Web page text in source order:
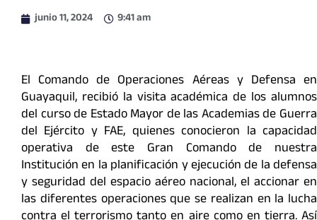
junio 11, 2024 9:41 am
El Comando de Operaciones Aéreas y Defensa en
Guayaquil, recibió la visita académica de los alumnos
del curso de Estado Mayor de las Academias de Guerra
del Ejército y FAE, quienes conocieron la capacidad
operativa de este Gran Comando de nuestra
Institución en la planificación y ejecución de la defensa
y seguridad del espacio aéreo nacional, el accionar en
las diferentes operaciones que se realizan en la lucha